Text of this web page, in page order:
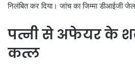
निलंबित कर दिया। जांच का जिम्मा डीआईजी जेल
पत्नी से अफेयर के
कत्ल